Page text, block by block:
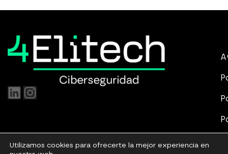
Utilizamos cookies para ofrecerte la mejor experiencia en